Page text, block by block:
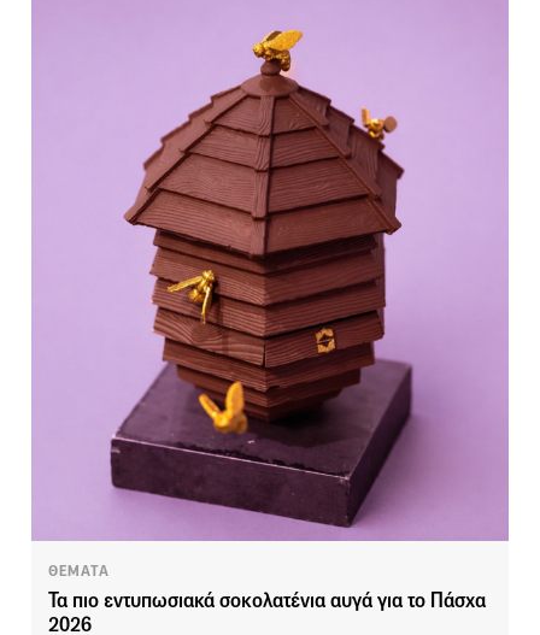
ΘΕΜΑΤΑ
Τα πιο εντυπωσιακά σοκολατένια αυγά για το Πάσχα
2026